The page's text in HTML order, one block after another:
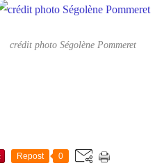
crédit photo Ségolène Pommeret
Repost 0